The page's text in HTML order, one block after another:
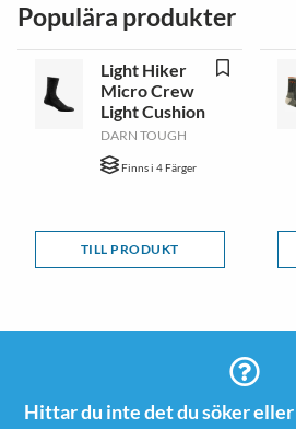
Populära produkter
Light Hiker
Micro Crew
Light Cushion
DARN TOUGH
Finns i 4 Färger
TILL PRODUKT
Hittar du inte det du söker eller